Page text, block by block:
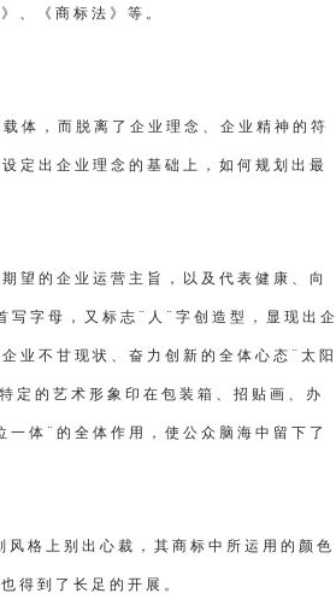
、《商标法》等。
体，而脱离了企业理念、企业精神的符
定出企业理念的基础上，如何规划出最
望的企业运营主旨，以及代表健康、向
字母，又标志“人”字创造型，显现出企
业不甘现状、奋力创新的全体心态“太阳
定的艺术形象印在包装箱、招贴画、办
体”的全体作用，使公众脑海中留下了
格上别出心裁，其商标中所运用的颜色
得到了长足的开展。